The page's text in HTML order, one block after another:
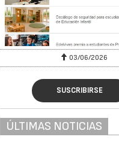
03/06/2026
SUSCRIBIRSE
ÚLTIMAS NOTICIAS